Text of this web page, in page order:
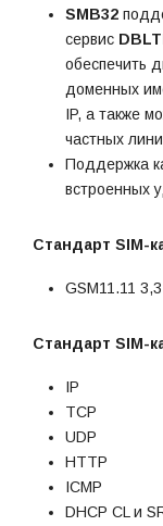
SMB32
сервис
обеспечить
доменных
IP, а также
частных
Поддержка
встроенных
Стандарт SIM-
GSM11.11 3,3
Стандарт SIM-
IP
TCP
UDP
HTTP
ICMP
DHCP CL и